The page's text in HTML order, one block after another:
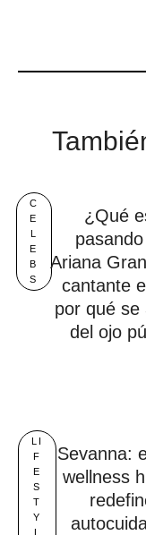
C
E
L
E
B
S
¿Qué
Ariana
cantante
por qué se
del ojo
F
E
S
T
Y
Sevanna:
wellness